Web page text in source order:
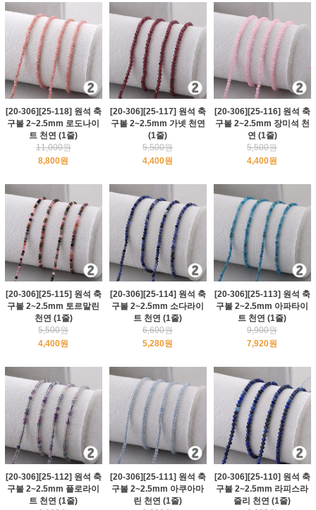
[20-306][25-118] 원석 축
구볼 2~2.5mm 로도나이
트 천연 (1줄)
11,000원
8,800원
[20-306][25-117] 원석 축
구볼 2~2.5mm 가넷 천연
(1줄)
5,500원
4,400원
[20-306][25-116] 원석 축
구볼 2~2.5mm 장미석 천
연 (1줄)
5,500원
4,400원
[20-306][25-115] 원석 축
구볼 2~2.5mm 토르말린
천연 (1줄)
5,500원
4,400원
[20-306][25-114] 원석 축
구볼 2~2.5mm 소다라이
트 천연 (1줄)
6,600원
5,280원
[20-306][25-113] 원석 축
구볼 2~2.5mm 아파타이
트 천연 (1줄)
9,900원
7,920원
[20-306][25-112] 원석 축
구볼 2~2.5mm 플로라이
트 천연 (1줄)
[20-306][25-111] 원석 축
구볼 2~2.5mm 아쿠아마
린 천연 (1줄)
[20-306][25-110] 원석 축
구볼 2~2.5mm 라피스라
즐리 천연 (1줄)